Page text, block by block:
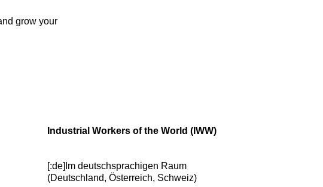
grow your
Industrial Workers of the World (IWW)
[:de]Im deutschsprachigen Raum
(Deutschland, Österreich, Schweiz)